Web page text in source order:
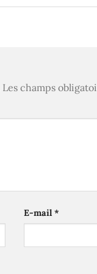
Les champs
E-mail*